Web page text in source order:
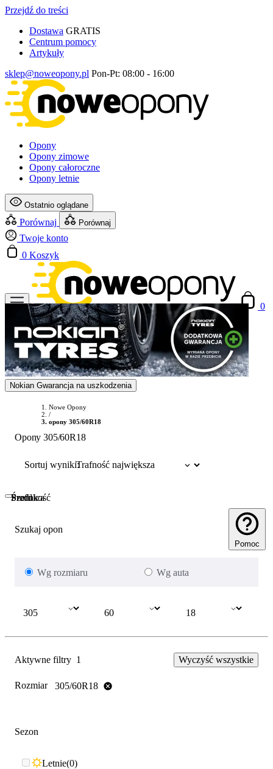
Przejdź do treści
Dostawa GRATIS
Centrum pomocy
Artykuły
sklep@noweopony.pl Pon-Pt: 08:00 - 16:00
Opony
Opony zimowe
Opony całoroczne
Opony letnie
Ostatnio oglądane
Porównaj Porównaj
Twoje konto
0 Koszyk
0
Nokian Gwarancja na uszkodzenia
Nowe Opony
/
opony 305/60R18
Opony 305/60R18
Sortuj wyniki:
Szukaj opon
Pomoc
Wg rozmiaru Wg auta
Szerokość
Profil
Średnica
Aktywne filtry 1 Wyczyść wszystkie
Rozmiar 305/60R18
Sezon
Letnie 0